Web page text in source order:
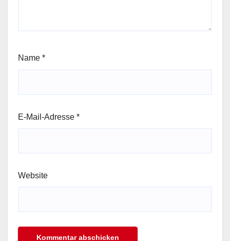
Name *
E-Mail-Adresse *
Website